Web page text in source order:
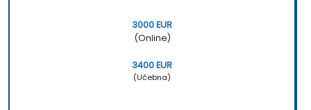
3000 EUR
(Online)
3400 EUR
(Učebna)